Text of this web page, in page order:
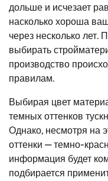
дольше и исчезает
насколько хороша
через несколько лет.
выбирать
производство
правилам.
Выбирая цвет
темных оттенков
Однако, несмотря на
оттенки — темно-
информация будет
подбирается